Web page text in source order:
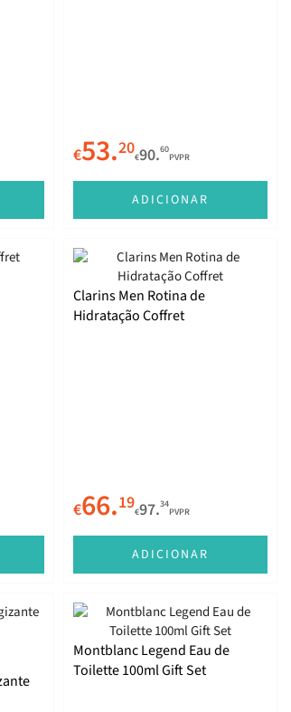
€53.20€90.60
PVPR
ADICIONAR
Clarins Men Rotina de
Hidratação Coffret
€66.19€97.34
PVPR
ADICIONAR
Montblanc Legend Eau de
Toilette 100ml Gift Set